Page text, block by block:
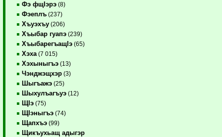
Фэ фщIэрэ (8)
Фэеплъ (237)
Хъуэхъу (206)
Хъыбар гуапэ (239)
ХъыбарегъащIэ (65)
Хэха (7 015)
Хэхыныгъэ (13)
Чэнджэщхэр (3)
Шыгъажэ (25)
Шыхулъагъуэ (12)
ЩIэ (75)
ЩIэныгъэ (74)
Щапхъэ (99)
Щикъухьащ адыгэр